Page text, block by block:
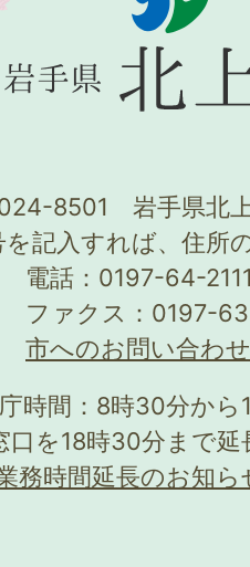
8501 岩手県北
を記入すれば、住所
電話：0197-64-
ファクス：0197-
市へのお問い合わ
時間：8時30分か
口を18時30分まで
務時間延長のお知ら